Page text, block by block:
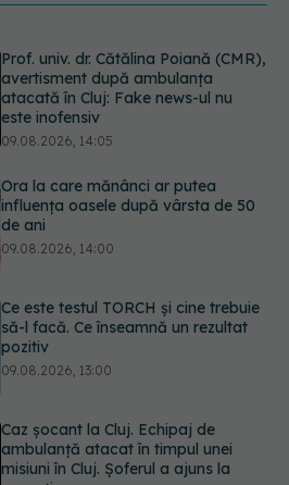
Ora la care mănânci ar putea
influența oasele după vârsta de 50
de ani
09.08.2026, 14:00
Ce este testul TORCH și cine trebuie
să-l facă. Ce înseamnă un rezultat
pozitiv
09.08.2026, 13:00
Caz șocant la Cluj. Echipaj de
ambulanță atacat în timpul unei
misiuni în Cluj. Șoferul a ajuns la
operație.
Mai trebuie să numărăm caloriile ca
să slăbim? Ce se schimbă în era
medicamentelor GLP-1